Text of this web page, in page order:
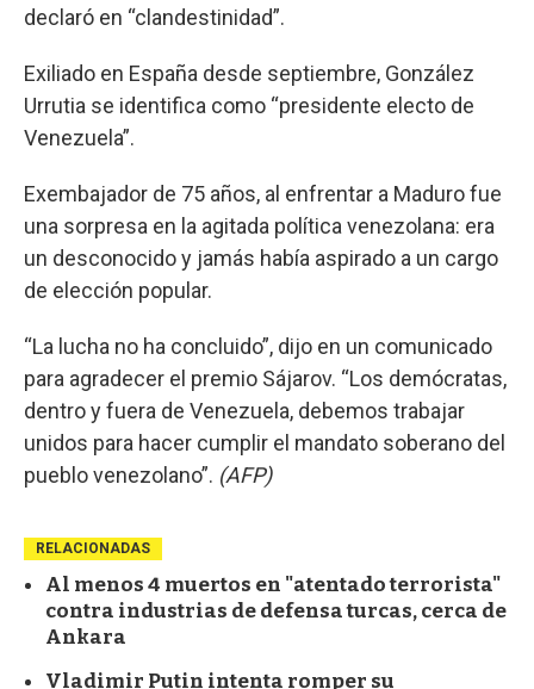
declaró en “clandestinidad”.
Exiliado en España desde septiembre, González
Urrutia se identifica como “presidente electo de
Venezuela”.
Exembajador de 75 años, al enfrentar a Maduro fue
una sorpresa en la agitada política venezolana: era
un desconocido y jamás había aspirado a un cargo
de elección popular.
“La lucha no ha concluido”, dijo en un comunicado
para agradecer el premio Sájarov. “Los demócratas,
dentro y fuera de Venezuela, debemos trabajar
unidos para hacer cumplir el mandato soberano del
pueblo venezolano”. (AFP)
RELACIONADAS
Al menos 4 muertos en "atentado terrorista"
contra industrias de defensa turcas, cerca de
Ankara
Vladimir Putin intenta romper su